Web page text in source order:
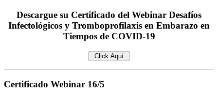
Descargue su Certificado del Webinar Desafíos
Infectológicos y Tromboprofilaxis en Embarazo en
Tiempos de COVID-19
Certificado Webinar 16/5